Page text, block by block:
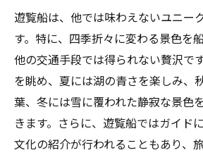
遊覧船は、他では味わえないユニー
す。特に、四季折々に変わる景色を
他の交通手段では得られない贅沢で
を眺め、夏には湖の青さを楽しみ、
葉、冬には雪に覆われた静寂な景色
きます。さらに、遊覧船ではガイド
文化の紹介が行われることもあり、